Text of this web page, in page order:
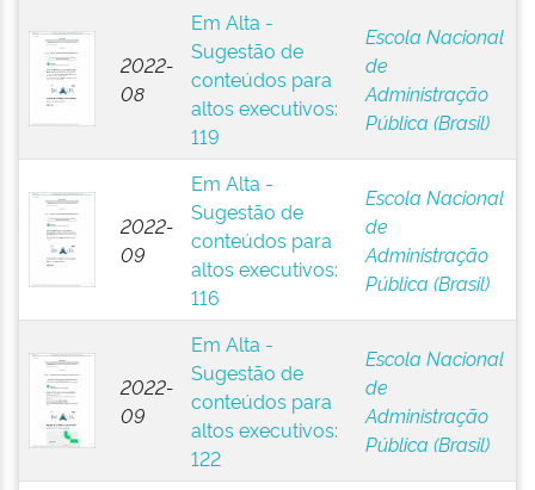
2022-
08
Em Alta -
Sugestão de
conteúdos para
altos executivos:
119
Escola Nacional
de
Administração
Pública (Brasil)
2022-
09
Em Alta -
Sugestão de
conteúdos para
altos executivos:
116
Escola Nacional
de
Administração
Pública (Brasil)
2022-
09
Em Alta -
Sugestão de
conteúdos para
altos executivos:
122
Escola Nacional
de
Administração
Pública (Brasil)